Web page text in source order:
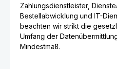
Zahlungsdienstleister,
Bestellabwicklung und IT-
beachten wir strikt die
Umfang der
Mindestmaß.